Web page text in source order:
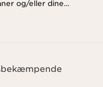
og/eller dine
sociale medier og
vi håndterer dine data